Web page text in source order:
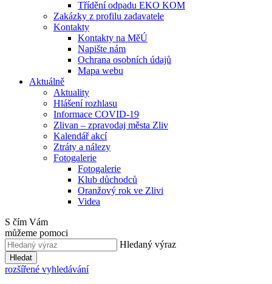
Třídění odpadu EKO KOM
Zakázky z profilu zadavatele
Kontakty
Kontakty na MěÚ
Napište nám
Ochrana osobních údajů
Mapa webu
Aktuálně
Aktuality
Hlášení rozhlasu
Informace COVID-19
Zlivan – zpravodaj města Zliv
Kalendář akcí
Ztráty a nálezy
Fotogalerie
Fotogalerie
Klub důchodců
Oranžový rok ve Zlivi
Videa
S čím Vám
můžeme pomoci
Hledaný výraz
Hledat
rozšířené vyhledávání